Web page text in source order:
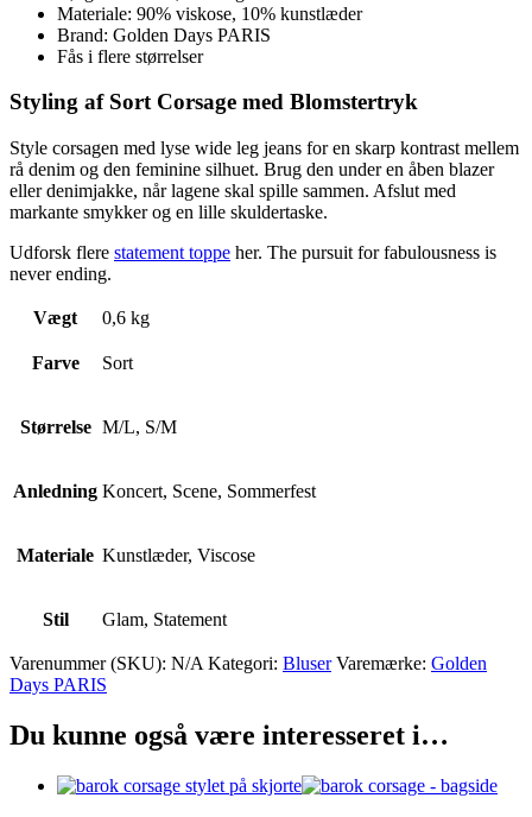
Materiale: 90% viskose, 10% kunstlæder
Brand: Golden Days PARIS
Fås i flere størrelser
Styling af Sort Corsage med Blomstertryk
Style corsagen med lyse wide leg jeans for en skarp kontrast mellem
rå denim og den feminine silhuet. Brug den under en åben blazer
eller denimjakke, når lagene skal spille sammen. Afslut med
markante smykker og en lille skuldertaske.
Udforsk flere statement toppe her. The pursuit for fabulousness is
never ending.
Vægt 0,6 kg
Farve Sort
Størrelse M/L, S/M
Anledning Koncert, Scene, Sommerfest
Materiale Kunstlæder, Viscose
Stil Glam, Statement
Varenummer (SKU): N/A Kategori: Bluser Varemærke: Golden
Days PARIS
Du kunne også være interesseret i…